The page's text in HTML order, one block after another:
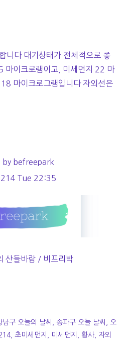
니다 대기상태가 전체적으로 좋
마이크로램이고, 미세먼지 22 마
마이크로그램입니다 자외선은
by befreepark
Tue 22:35
산들바람 / 비프리박
구 오늘의 날씨, 송파구 오늘 날씨, 오
초미세먼지, 미세먼지, 황사, 자외